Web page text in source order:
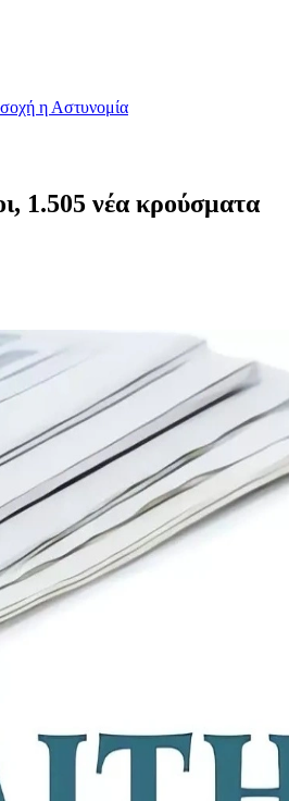
η Αστυνομία
1.505 νέα κρούσματα